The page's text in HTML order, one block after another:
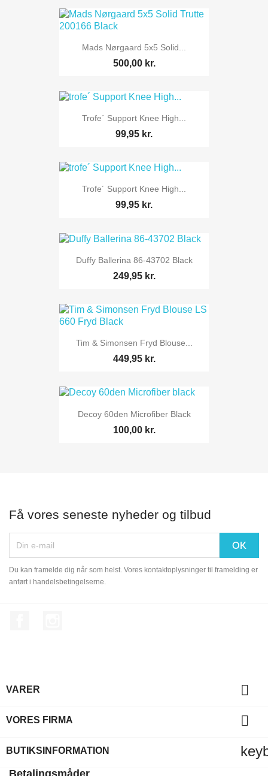
Mads Nørgaard 5x5 Solid...
500,00 kr.
Trofe´ Support Knee High...
99,95 kr.
Trofe´ Support Knee High...
99,95 kr.
Duffy Ballerina 86-43702 Black
249,95 kr.
Tim & Simonsen Fryd Blouse...
449,95 kr.
Decoy 60den Microfiber Black
100,00 kr.
Få vores seneste nyheder og tilbud
Du kan framelde dig når som helst. Vores kontaktoplysninger til framelding er
anført i handelsbetingelserne.
VARER 
VORES FIRMA 
BUTIKSINFORMATION
Betalingsmåder